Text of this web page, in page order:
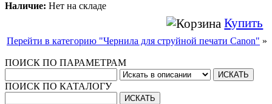
Наличие: Нет на складе
Купить
Перейти в категорию "Чернила для струйной печати Canon" »
ПОИСК ПО ПАРАМЕТРАМ
ПОИСК ПО КАТАЛОГУ